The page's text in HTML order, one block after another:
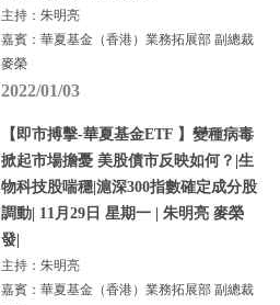
主持：朱明亮
嘉賓：華夏基金（香港）業務拓展部 副總裁
麥榮
2022/01/03
【即市搏擊-華夏基金ETF 】變種病毒
掀起市場擔憂 美股債市反映如何？|生
物科技股喘穩|滬深300指數確定成分股
調動| 11月29日 星期一 | 朱明亮 麥榮
發|
主持：朱明亮
嘉賓：華夏基金（香港）業務拓展部 副總裁